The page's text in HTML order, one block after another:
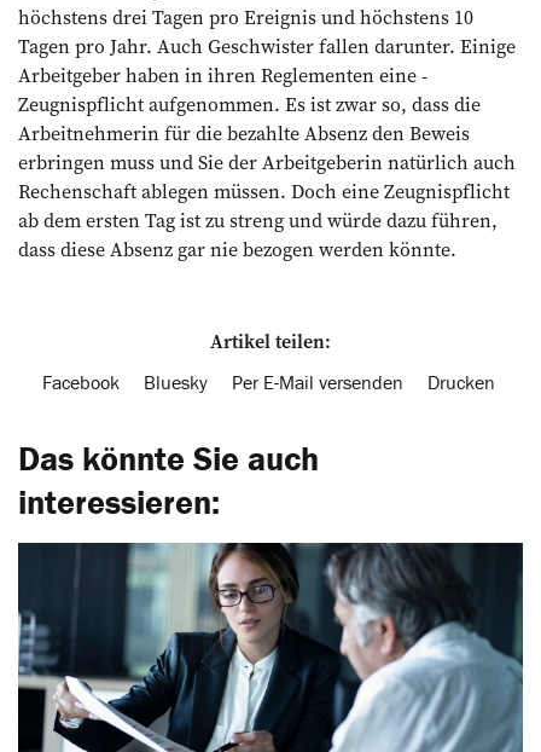
höchstens drei Tagen pro Ereignis und höchstens 10
Tagen pro Jahr. Auch ­Geschwister fallen darunter. Einige
Arbeitgeber haben in ihren Reglementen eine ­
Zeugnispflicht aufgenommen. Es ist zwar so, dass die
Arbeitnehmerin für die ­bezahlte Absenz den Beweis
erbringen muss und Sie der Arbeit­geberin natürlich auch
Rechenschaft ab­legen müssen. Doch eine Zeugnispflicht
ab dem ersten Tag ist zu streng und würde dazu führen,
dass diese Absenz gar nie bezogen werden könnte.
Artikel teilen:
Facebook Bluesky Per E-Mail versenden Drucken
Das könnte Sie auch
interessieren: